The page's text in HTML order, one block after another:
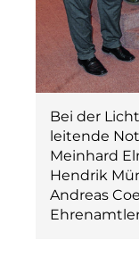
Bei der
leitende
Meinhard
Hendrik
Andreas